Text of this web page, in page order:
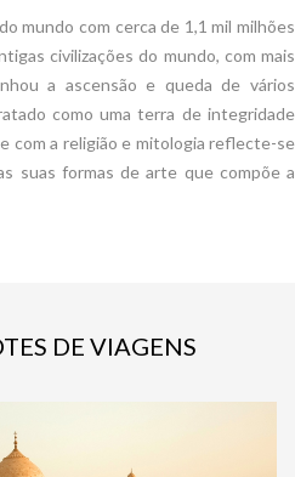
mundo com cerca de 1,1 mil milhões
civilizações do mundo, com mais
a ascensão e queda de vários
como uma terra de integridade
com a religião e mitologia reflecte-se
suas formas de arte que compõe a
DE VIAGENS